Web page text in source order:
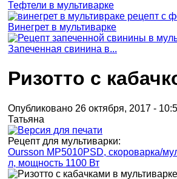
Тефтели в мультиварке
Винегрет в мультиварке
Запеченная свинина в...
Ризотто с
Опубликовано 26 октября, 2017 -
Татьяна
Рецепт для мультиварки:
Oursson MP5010PSD, скороварка/
л, мощность 1100 Вт